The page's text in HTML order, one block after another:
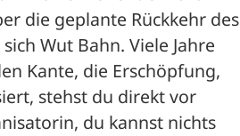
die geplante Rückkehr des
Wut Bahn. Viele Jahre
Kante, die Erschöpfung,
stehst du direkt vor
du kannst nichts